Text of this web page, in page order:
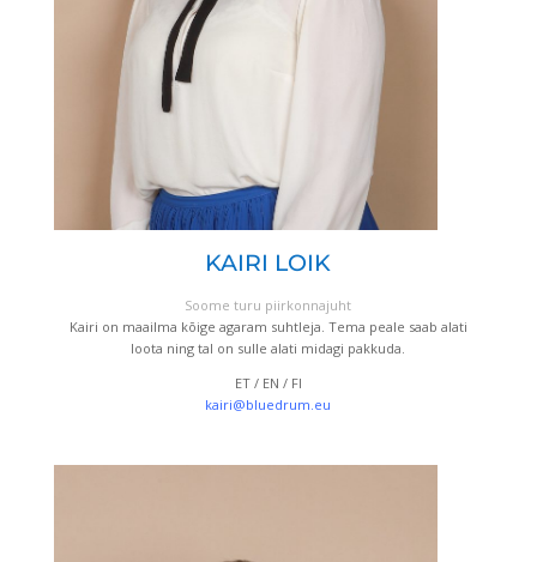
KAIRI LOIK
Soome turu piirkonnajuht
Kairi on maailma kõige agaram suhtleja. Tema peale saab alati
loota ning tal on sulle alati midagi pakkuda.
ET / EN / FI
kairi@bluedrum.eu